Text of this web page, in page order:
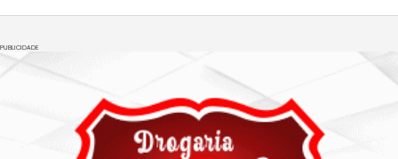
PUBLICIDADE